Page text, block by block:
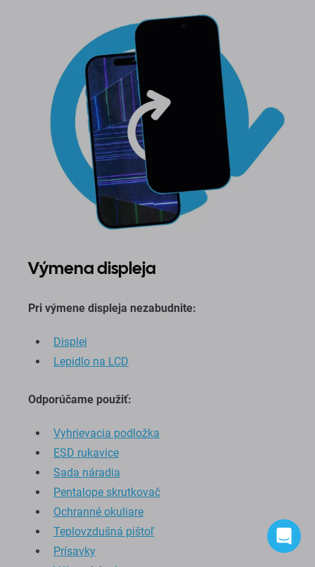
Výmena displeja
Pri výmene displeja nezabudnite:
Displej
Lepidlo na LCD
Odporúčame použiť:
Vyhrievacia podložka
ESD rukavice
Sada náradia
Pentalope skrutkovač
Ochranné okuliare
Teplovzdušná pištoľ
Prísavky